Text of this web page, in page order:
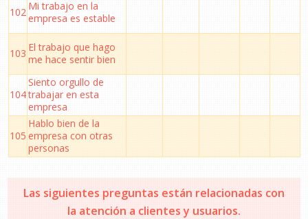
102 Mi trabajo en la
empresa es estable
103 El trabajo que hago
me hace sentir bien
104
Siento orgullo de
trabajar en esta
empresa
105
Hablo bien de la
empresa con otras
personas
Las siguientes preguntas están relacionadas con
la atención a clientes y usuarios.